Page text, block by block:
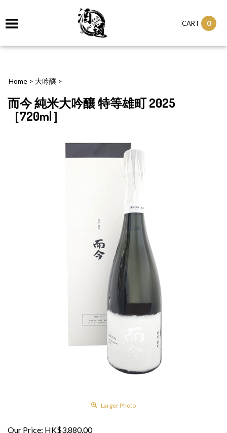
CART 0
Home > 大吟釀 >
而今 純米大吟釀 特等雄町 2025
［720ml］
Larger Photo
Our Price: HK$3,880.00